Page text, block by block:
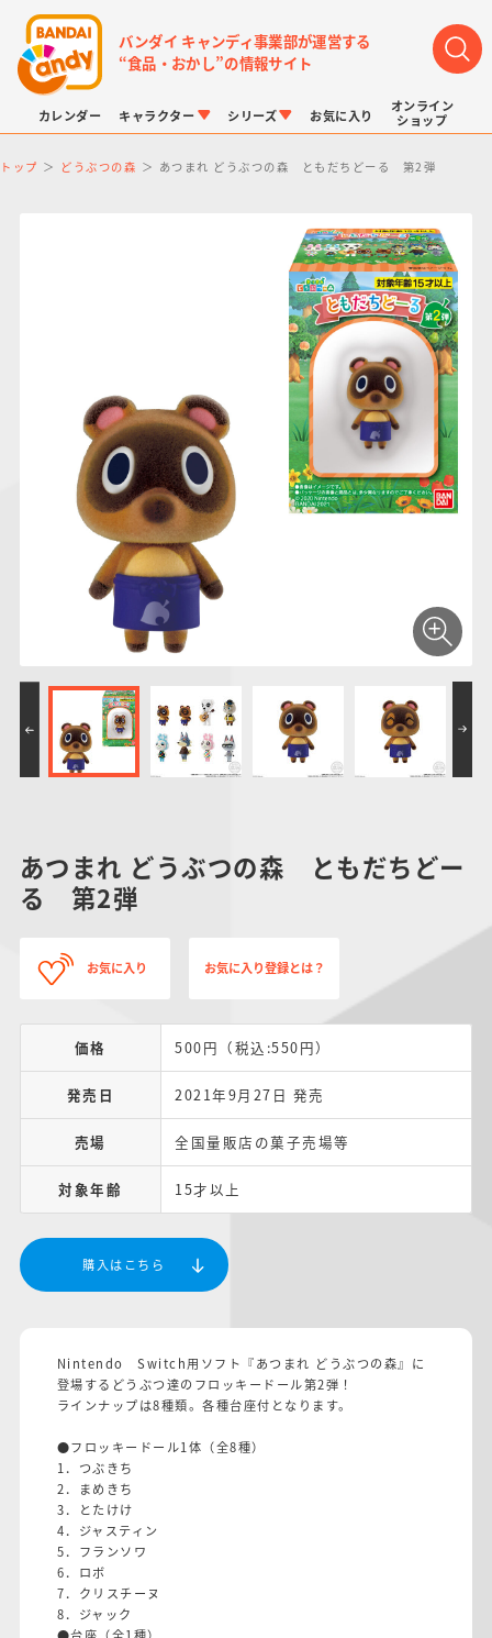
バンダイ キャンディ事業部が運営する
“食品・おかし”の情報サイト
カレンダー キャラクター
仮面ライダーシリー
PROJECT R.E.D.・
スーパー戦隊シリー
ズ
プリキュアシリーズ
ガンダムシリーズ
ポケットモンスター
ドラゴンボール
アンパンマン
サンリオキャラクタ
ーズ
たまご
シリーズ
キャラパキ
つりグミ
にふぉるめーしょん
＆スクエアシール
SMPシリーズ
ポケモンキッズ
ポケモンスケールワ
キャラデコ
お気に入り
オンライン
ショップ
トップ どうぶつの森 あつまれ どうぶつの森 ともだちどーる 第2弾
あつまれ どうぶつの森 ともだちどー
る 第2弾
お気に入り お気に入り登録とは？
価格 500円（税込:550円）
発売日 2021年9月27日 発売
売場 全国量販店の菓子売場等
対象年齢 15才以上
購入はこちら
Nintendo Switch用ソフト『あつまれ どうぶつの森』に
登場するどうぶつ達のフロッキードール第2弾！
ラインナップは8種類。各種台座付となります。
●フロッキードール1体（全8種）
1．つぶきち
2．まめきち
3．とたけけ
4．ジャスティン
5．フランソワ
6．ロボ
7．クリスチーヌ
8．ジャック